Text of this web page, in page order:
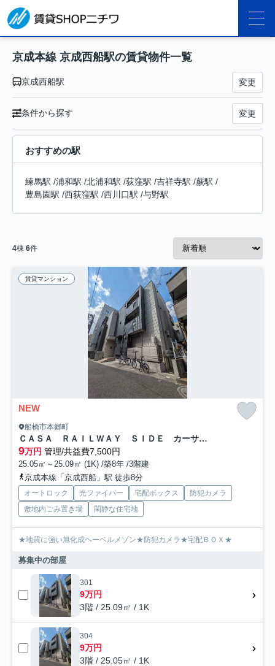
京成本線 京成西船駅の賃貸物件一覧
京成西船駅 変更
条件から探す 変更
おすすめの駅
練馬駅 /浦和駅 /北浦和駅 /荻窪駅 /吉祥寺駅 /蕨駅 /
豊島園駅 /西荻窪駅 /西川口駅 /与野駅
4棟 6件
賃貸マンション
NEW
船橋市本郷町
ＣＡＳＡ ＲＡＩＬＷＡＹ ＳＩＤＥ カーサレイルウェイサイド
9万円 管理/共益費7,500円
25.05㎡～25.09㎡ (1K) /築8年 /3階建
京成本線「京成西船」駅 徒歩8分
オートロック 光ファイバー 宅配ボックス
防犯カメラ
敷地内ごみ置き場
閑静な住宅地
★地震に強い旭化成ヘーベルメゾン★防犯カメラ★宅配ＢＯＸ★
募集中の部屋
301
9万円
3階 / 25.09㎡ / 1K
304
9万円
3階 / 25.05㎡ / 1K